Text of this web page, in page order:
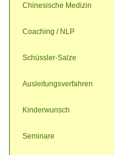
Chinesische Medizin
Coaching / NLP
Schüssler-Salze
Ausleitungsverfahren
Kinderwunsch
Seminare